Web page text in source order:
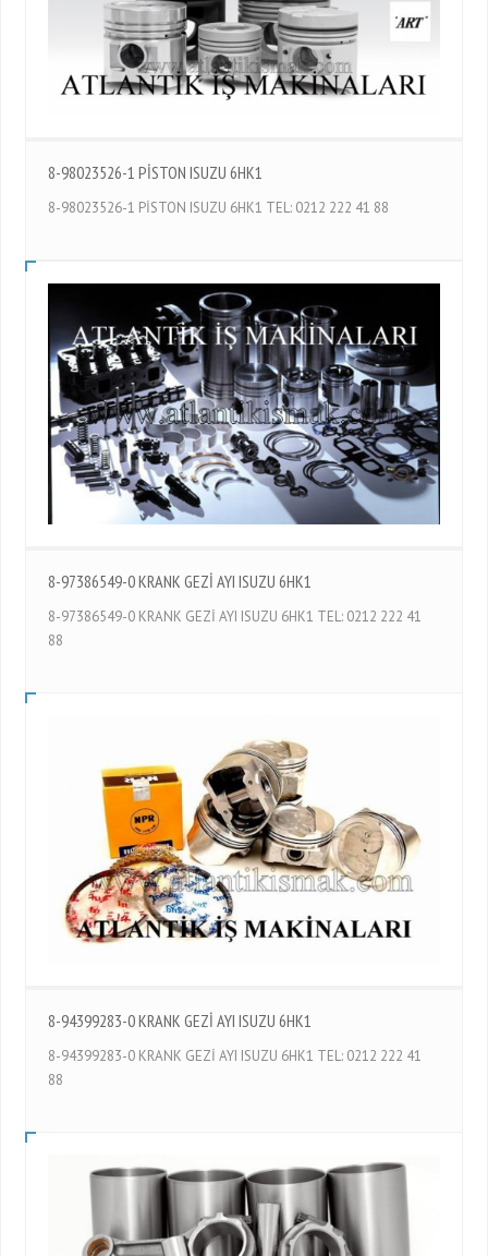
8-98023526-1 PİSTON ISUZU 6HK1
8-98023526-1 PİSTON ISUZU 6HK1 TEL: 0212 222 41 88
8-97386549-0 KRANK GEZİ AYI ISUZU 6HK1
8-97386549-0 KRANK GEZİ AYI ISUZU 6HK1 TEL: 0212 222 41
88
8-94399283-0 KRANK GEZİ AYI ISUZU 6HK1
8-94399283-0 KRANK GEZİ AYI ISUZU 6HK1 TEL: 0212 222 41
88